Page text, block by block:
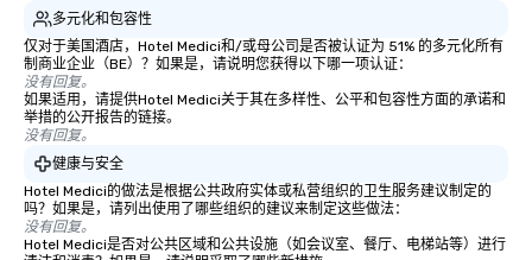
多元化和包容性
仅对于美国酒店，Hotel Medici和/或母公司是否被认证为 51% 的多元化所有
制商业企业（BE）？如果是，请说明您获得以下哪一项认证：
没有回复。
如果适用，请提供Hotel Medici关于其在多样性、公平和包容性方面的承诺和
举措的公开报告的链接。
没有回复。
健康与安全
Hotel Medici的做法是根据公共政府实体或私营组织的卫生服务建议制定的
吗？如果是，请列出使用了哪些组织的建议来制定这些做法：
没有回复。
Hotel Medici是否对公共区域和公共设施（如会议室、餐厅、电梯站等）进行